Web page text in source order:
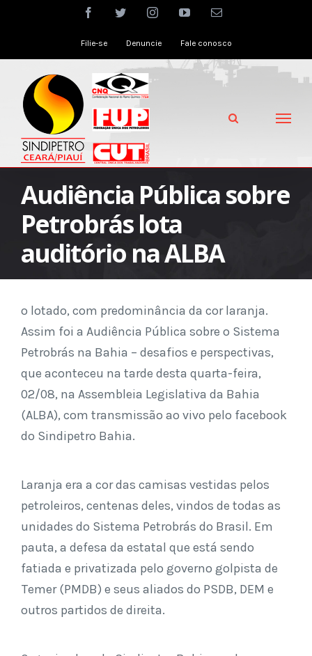
facebooktwitter instagramyoutubeEmail
Filie-se Denuncie Fale conosco
Audiência Pública sobre
Petrobrás lota
auditório na ALBA
o lotado, com predominância da cor laranja.
Assim foi a Audiência Pública sobre o Sistema
Petrobrás na Bahia – desafios e perspectivas,
que aconteceu na tarde desta quarta-feira,
02/08, na Assembleia Legislativa da Bahia
(ALBA), com transmissão ao vivo pelo facebook
do Sindipetro Bahia.
Laranja era a cor das camisas vestidas pelos
petroleiros, centenas deles, vindos de todas as
unidades do Sistema Petrobrás do Brasil. Em
pauta, a defesa da estatal que está sendo
fatiada e privatizada pelo governo golpista de
Temer (PMDB) e seus aliados do PSDB, DEM e
outros partidos de direita.